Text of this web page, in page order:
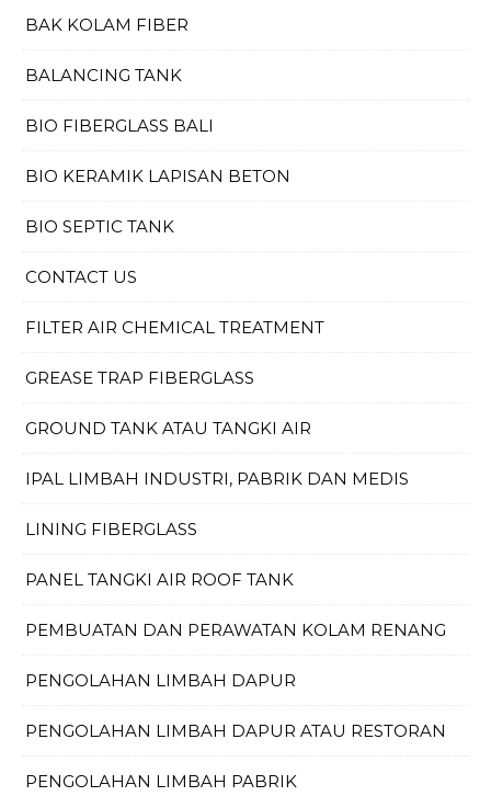
BAK KOLAM FIBER
BALANCING TANK
BIO FIBERGLASS BALI
BIO KERAMIK LAPISAN BETON
BIO SEPTIC TANK
CONTACT US
FILTER AIR CHEMICAL TREATMENT
GREASE TRAP FIBERGLASS
GROUND TANK ATAU TANGKI AIR
IPAL LIMBAH INDUSTRI, PABRIK DAN MEDIS
LINING FIBERGLASS
PANEL TANGKI AIR ROOF TANK
PEMBUATAN DAN PERAWATAN KOLAM RENANG
PENGOLAHAN LIMBAH DAPUR
PENGOLAHAN LIMBAH DAPUR ATAU RESTORAN
PENGOLAHAN LIMBAH PABRIK